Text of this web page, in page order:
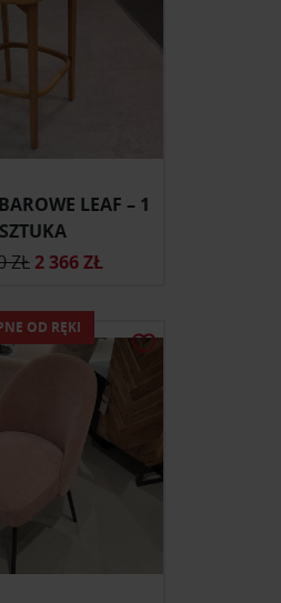
LEAF – 1
SZTUKA
ZŁ 2 366 ZŁ
OD RĘKI